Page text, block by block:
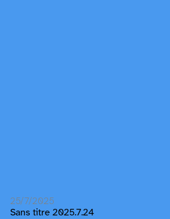
25/7/2025
Sans titre 2025.7.24